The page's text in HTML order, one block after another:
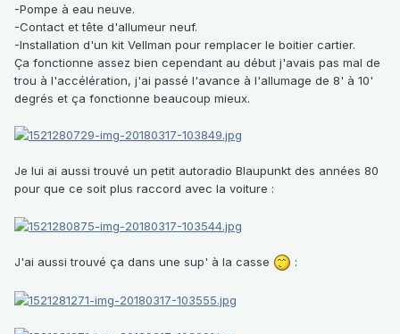
-Pompe à eau neuve.
-Contact et tête d'allumeur neuf.
-Installation d'un kit Vellman pour remplacer le boitier cartier.
Ça fonctionne assez bien cependant au début j'avais pas mal de
trou à l'accélération, j'ai passé l'avance à l'allumage de 8' à 10'
degrés et ça fonctionne beaucoup mieux.
Je lui ai aussi trouvé un petit autoradio Blaupunkt des années 80
pour que ce soit plus raccord avec la voiture :
J'ai aussi trouvé ça dans une sup' à la casse :